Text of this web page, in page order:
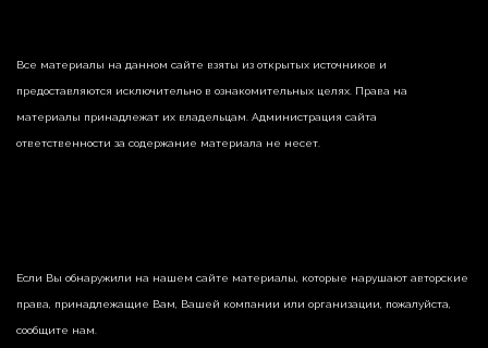
Все материалы на данном сайте взяты из открытых источников и
предоставляются исключительно в ознакомительных целях. Права на
материалы принадлежат их владельцам. Администрация сайта
ответственности за содержание материала не несет.
Если Вы обнаружили на нашем сайте материалы, которые нарушают авторские
права, принадлежащие Вам, Вашей компании или организации, пожалуйста,
сообщите нам.